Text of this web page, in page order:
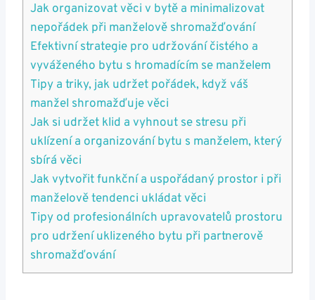
Jak organizovat věci v bytě a minimalizovat
nepořádek při manželově shromažďování
Efektivní strategie pro udržování čistého a
vyváženého bytu s hromadícím se manželem
Tipy a triky, jak udržet pořádek, když váš
manžel shromažďuje věci
Jak si udržet klid a vyhnout se stresu při
uklízení a organizování bytu s manželem, který
sbírá věci
Jak vytvořit funkční a uspořádaný prostor i při
manželově tendenci ukládat věci
Tipy od profesionálních upravovatelů prostoru
pro udržení uklizeného bytu při partnerově
shromažďování